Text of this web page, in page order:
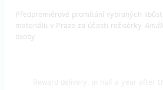
Předpremiérové promítání vybraných
materiálu v Praze za účasti režisérky
osoby.